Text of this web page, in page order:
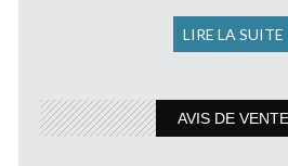
LIRE LA SUITE
AVIS DE VENTE